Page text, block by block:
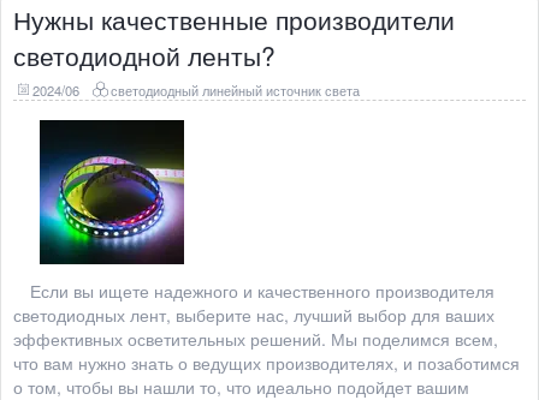
Нужны качественные производители
светодиодной ленты?
2024/06 светодиодный линейный источник света
Если вы ищете надежного и качественного производителя
светодиодных лент, выберите нас, лучший выбор для ваших
эффективных осветительных решений. Мы поделимся всем,
что вам нужно знать о ведущих производителях, и позаботимся
о том, чтобы вы нашли то, что идеально подойдет вашим